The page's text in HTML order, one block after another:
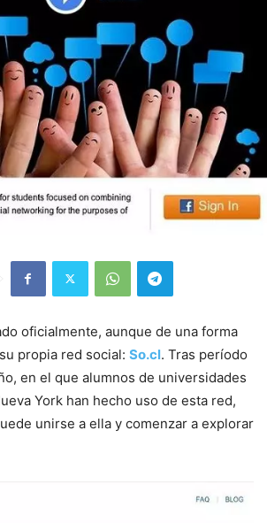
oficialmente, aunque de una forma
propia red social: So.cl. Tras período
en el que alumnos de universidades
York han hecho uso de esta red,
unirse a ella y comenzar a explorar